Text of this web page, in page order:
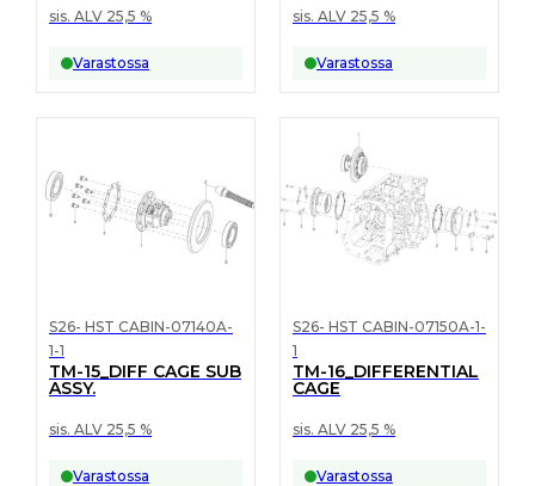
sis. ALV 25,5 %
Varastossa
sis. ALV 25,5 %
Varastossa
S26- HST CABIN-07140A-
1-1
TM-15_DIFF CAGE SUB
ASSY.
sis. ALV 25,5 %
Varastossa
S26- HST CABIN-07150A-1-
1
TM-16_DIFFERENTIAL
CAGE
sis. ALV 25,5 %
Varastossa